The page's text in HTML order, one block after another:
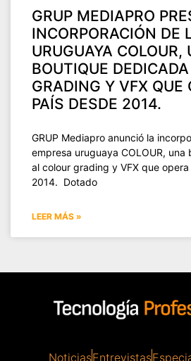
GRUP MEDIAPRO
INCORPORACIÓN DE
URUGUAYA COLOUR,
BOUTIQUE
GRADING Y VFX QUE
PAÍS DESDE 2014.
GRUP Mediapro anunció la
empresa uruguaya COLOUR,
al colour grading y VFX que
2014. Dotado
LEER MÁS »
NoticiasEntrevistas